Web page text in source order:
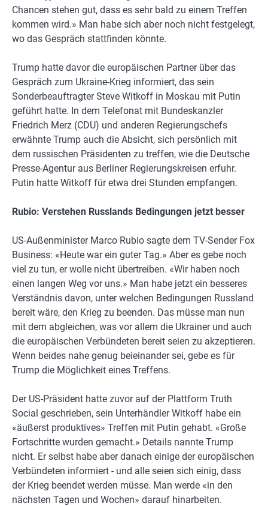
Chancen stehen gut, dass es sehr bald zu einem Treffen
kommen wird.» Man habe sich aber noch nicht festgelegt,
wo das Gespräch stattfinden könnte.
Trump hatte davor die europäischen Partner über das
Gespräch zum Ukraine-Krieg informiert, das sein
Sonderbeauftragter Steve Witkoff in Moskau mit Putin
geführt hatte. In dem Telefonat mit Bundeskanzler
Friedrich Merz (CDU) und anderen Regierungschefs
erwähnte Trump auch die Absicht, sich persönlich mit
dem russischen Präsidenten zu treffen, wie die Deutsche
Presse-Agentur aus Berliner Regierungskreisen erfuhr.
Putin hatte Witkoff für etwa drei Stunden empfangen.
Rubio: Verstehen Russlands Bedingungen jetzt besser
US-Außenminister Marco Rubio sagte dem TV-Sender Fox
Business: «Heute war ein guter Tag.» Aber es gebe noch
viel zu tun, er wolle nicht übertreiben. «Wir haben noch
einen langen Weg vor uns.» Man habe jetzt ein besseres
Verständnis davon, unter welchen Bedingungen Russland
bereit wäre, den Krieg zu beenden. Das müsse man nun
mit dem abgleichen, was vor allem die Ukrainer und auch
die europäischen Verbündeten bereit seien zu akzeptieren.
Wenn beides nahe genug beieinander sei, gebe es für
Trump die Möglichkeit eines Treffens.
Der US-Präsident hatte zuvor auf der Plattform Truth
Social geschrieben, sein Unterhändler Witkoff habe ein
«äußerst produktives» Treffen mit Putin gehabt. «Große
Fortschritte wurden gemacht.» Details nannte Trump
nicht. Er selbst habe aber danach einige der europäischen
Verbündeten informiert - und alle seien sich einig, dass
der Krieg beendet werden müsse. Man werde «in den
nächsten Tagen und Wochen» darauf hinarbeiten.